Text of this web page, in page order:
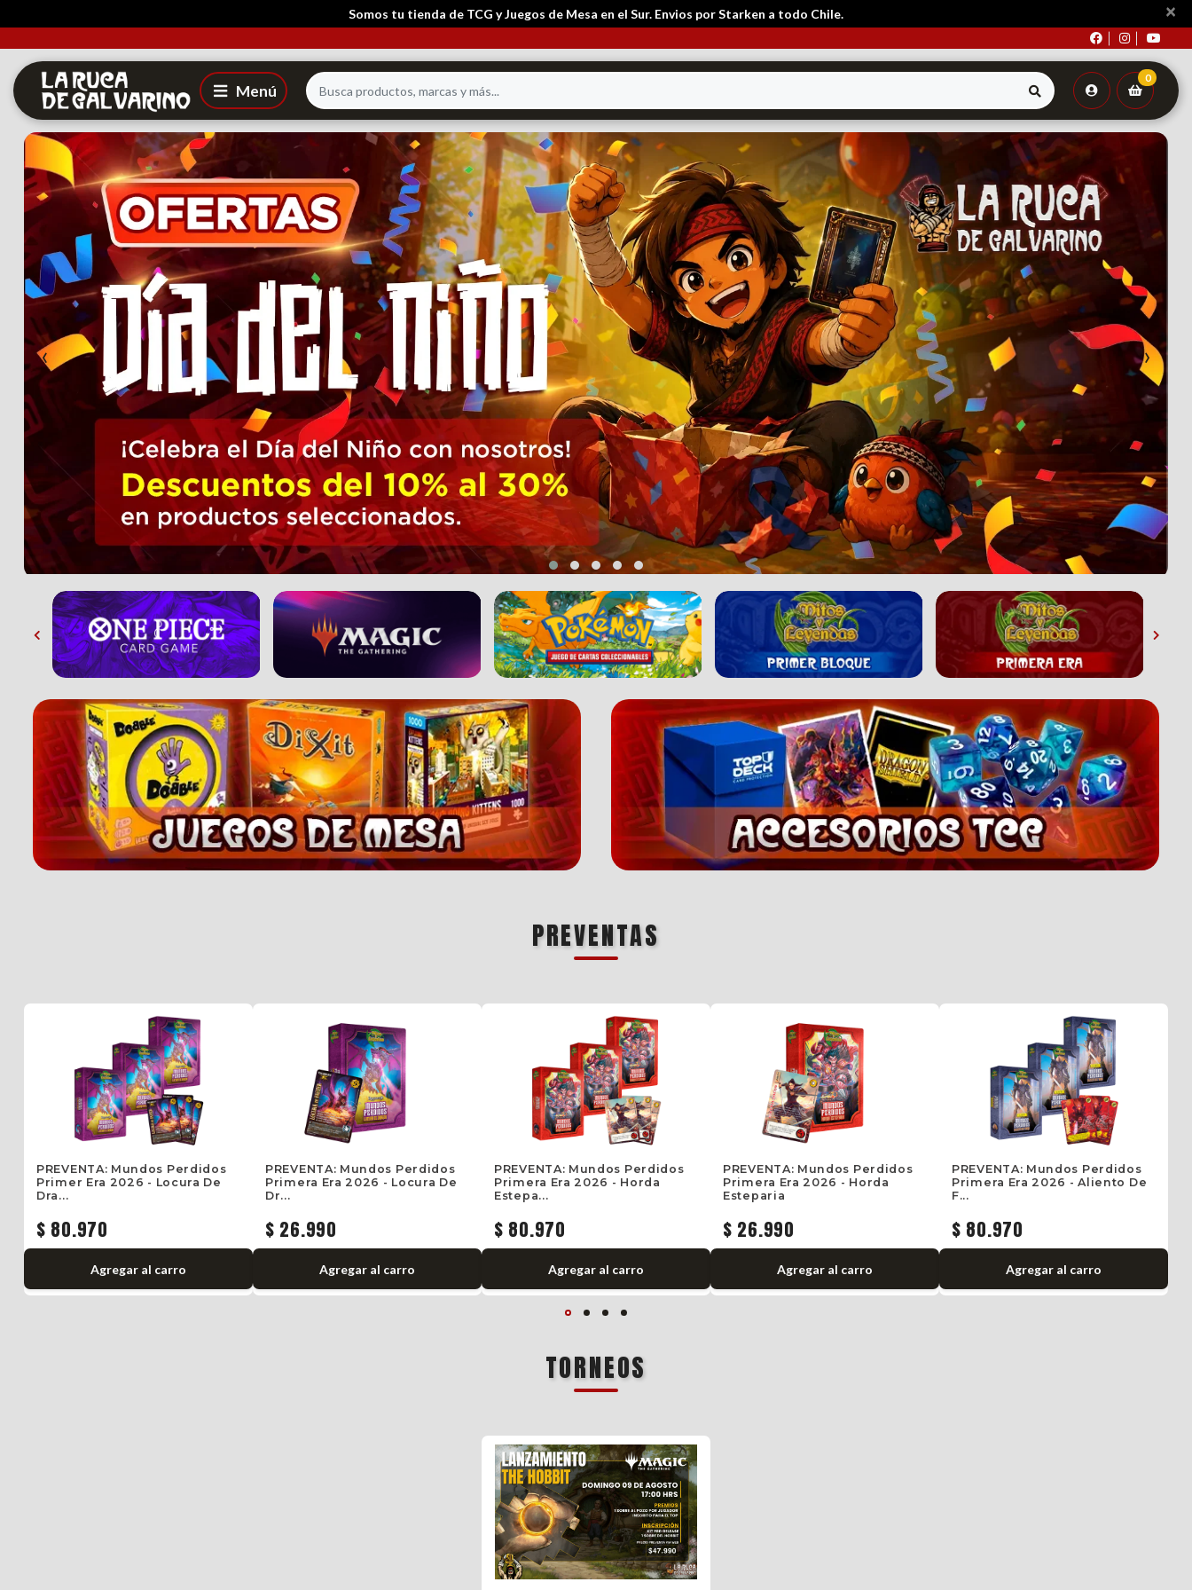
Somos tu tienda de TCG y Juegos de Mesa en el Sur. Envios por Starken a todo Chile. ×
0
‹ ›
PREVENTAS
PREVENTA: Mundos Perdidos
Primer Era 2026 - Locura De
Dra...
$ 80.970
Agregar al carro
PREVENTA: Mundos Perdidos
Primera Era 2026 - Locura De
Dr...
$ 26.990
Agregar al carro
PREVENTA: Mundos Perdidos
Primera Era 2026 - Horda
Estepa...
$ 80.970
Agregar al carro
PREVENTA: Mundos Perdidos
Primera Era 2026 - Horda
Esteparia
$ 26.990
Agregar al carro
PREVENTA: Mundos Perdidos
Primera Era 2026 - Aliento De
F...
$ 80.970
Agregar al carro
TORNEOS